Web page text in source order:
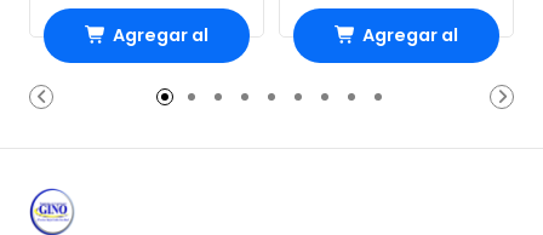
Agregar al
carrito
Agregar al
carrito